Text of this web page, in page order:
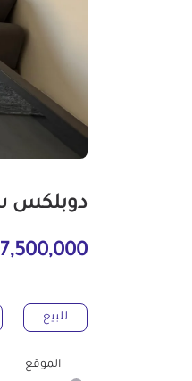
دوبلكس سكني 220م للبيع كاش
17,500,000
للبيع
الموقع